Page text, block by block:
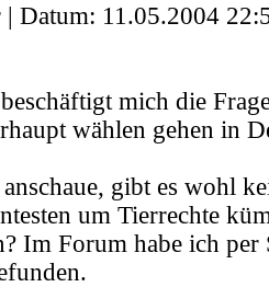
Datum: 11.05.2004
mich die
wählen gehen in
gibt es wohl
um Tierrechte
Im Forum habe ich per